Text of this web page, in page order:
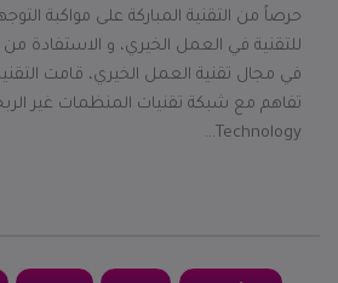
حرصاً من التقنية المباركة على مواكبة
للتقنية في العمل الخيري، و الاستفادة
في مجال تقنية العمل الخيري، قامت
Technology…